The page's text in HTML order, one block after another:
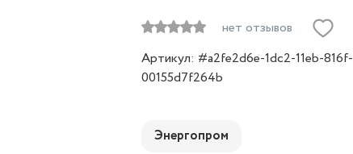
нет отзывов
Артикул: #a2fe2d6e-1dc2-11eb-816f-
00155d7f264b
Энергопром